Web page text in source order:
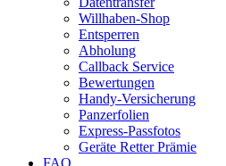
Willhaben-Shop
Entsperren
Abholung
Callback Service
Bewertungen
Handy-Versicherung
Panzerfolien
Express-Passfotos
Geräte Retter Prämie